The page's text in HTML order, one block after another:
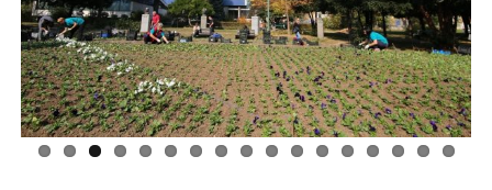
Previo
us
Next